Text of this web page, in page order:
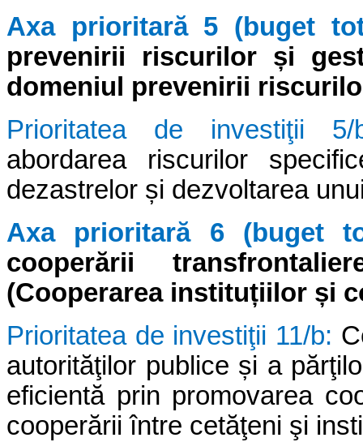
Axa prioritară 5 (buget
prevenirii riscurilor și
domeniul prevenirii
Prioritatea de investiţii
abordarea riscurilor
dezastrelor și dezvoltarea
Axa prioritară 6 (buget
cooperării
(Cooperarea instituțiilor și
Prioritatea de investiţii 11/b:
autorităţilor publice și a
eficientă prin promovarea
cooperării între cetăţeni şi